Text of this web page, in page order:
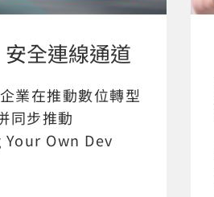
安全連線通道
業在推動數位轉型
同步推動
Your Own Dev